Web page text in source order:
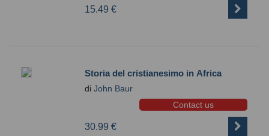
15.49 €
Storia del cristianesimo in Africa
di John Baur
Contact us
30.99 €